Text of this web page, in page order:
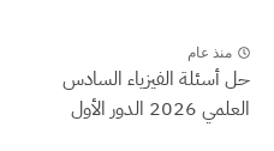
منذ عام
حل أسئلة الفيزياء السادس
العلمي 2026 الدور الأول